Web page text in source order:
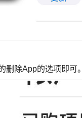
删除App的选项即可。